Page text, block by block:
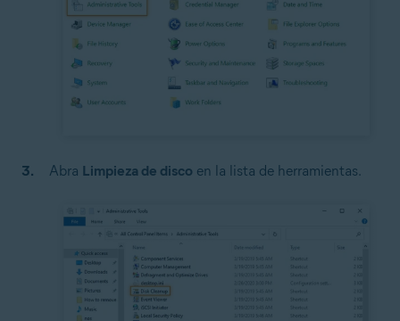
Abra Limpieza de disco en la lista de herramientas.